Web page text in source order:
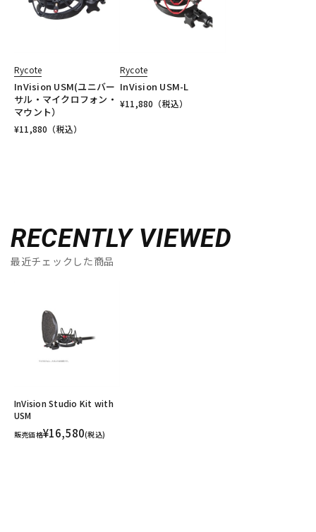
Rycote
InVision USM(ユニバー
サル・マイクロフォン・
マウント）
¥11,880 （税込）
Rycote
InVision USM-L
¥11,880 （税込）
RECENTLY VIEWED
最近チェックした商品
InVision Studio Kit with
USM
販売価格¥16,580(税込)